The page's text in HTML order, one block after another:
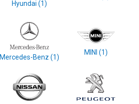
Hyundai (1)‎
Mercedes-Benz (1)‎
MINI (1)‎